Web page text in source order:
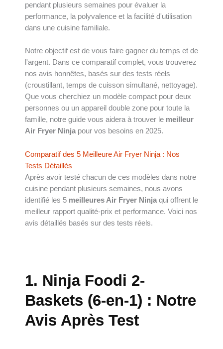
pendant plusieurs semaines pour évaluer la
performance, la polyvalence et la facilité d'utilisation
dans une cuisine familiale.
Notre objectif est de vous faire gagner du temps et de
l'argent. Dans ce comparatif complet, vous trouverez
nos avis honnêtes, basés sur des tests réels
(croustillant, temps de cuisson simultané, nettoyage).
Que vous cherchiez un modèle compact pour deux
personnes ou un appareil double zone pour toute la
famille, notre guide vous aidera à trouver le meilleur
Air Fryer Ninjapour vos besoins en 2025.
Comparatif des 5 Meilleure Air Fryer Ninja : Nos
Tests Détaillés
Après avoir testé chacun de ces modèles dans notre
cuisine pendant plusieurs semaines, nous avons
identifié les 5 meilleures Air Fryer Ninja qui offrent le
meilleur rapport qualité-prix et performance. Voici nos
avis détaillés basés sur des tests réels.
1. Ninja Foodi 2-
Baskets (6-en-1) : Notre
Avis Après Test